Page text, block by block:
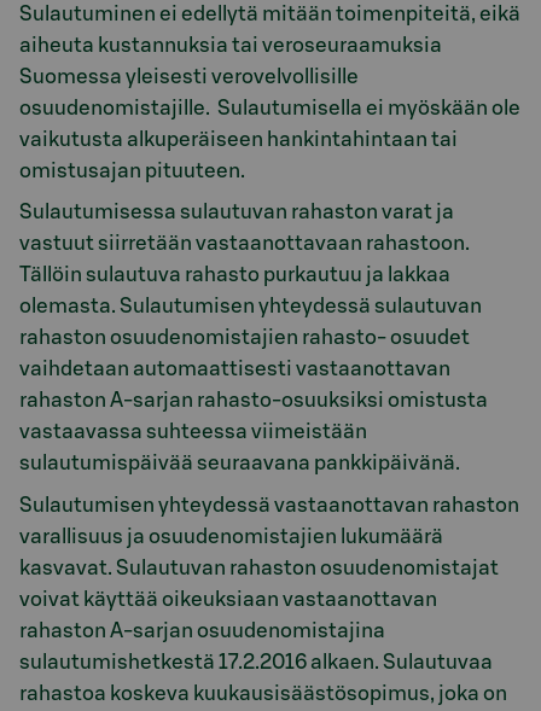
Sulautuminen ei edellytä mitään toimenpiteitä, eikä
aiheuta kustannuksia tai veroseuraamuksia
Suomessa yleisesti verovelvollisille
osuudenomistajille. Sulautumisella ei myöskään ole
vaikutusta alkuperäiseen hankintahintaan tai
omistusajan pituuteen.
Sulautumisessa sulautuvan rahaston varat ja
vastuut siirretään vastaanottavaan rahastoon.
Tällöin sulautuva rahasto purkautuu ja lakkaa
olemasta. Sulautumisen yhteydessä sulautuvan
rahaston osuudenomistajien rahasto- osuudet
vaihdetaan automaattisesti vastaanottavan
rahaston A-sarjan rahasto-osuuksiksi omistusta
vastaavassa suhteessa viimeistään
sulautumispäivää seuraavana pankkipäivänä.
Sulautumisen yhteydessä vastaanottavan rahaston
varallisuus ja osuudenomistajien lukumäärä
kasvavat. Sulautuvan rahaston osuudenomistajat
voivat käyttää oikeuksiaan vastaanottavan
rahaston A-sarjan osuudenomistajina
sulautumishetkestä 17.2.2016 alkaen. Sulautuvaa
rahastoa koskeva kuukausisäästösopimus, joka on